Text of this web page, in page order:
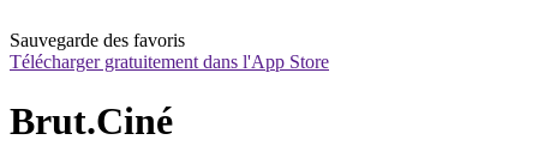
Sauvegarde des favoris
Télécharger gratuitement dans l'App Store
Brut.Ciné